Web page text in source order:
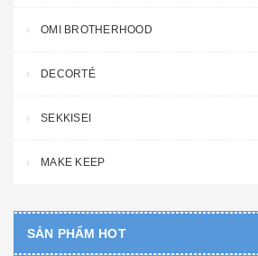
OMI BROTHERHOOD
DECORTÉ
SEKKISEI
MAKE KEEP
SẢN PHẨM HOT